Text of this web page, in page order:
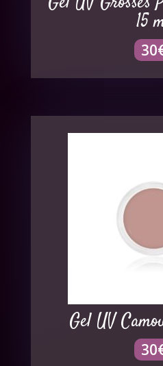
15
30
Gel UV
30